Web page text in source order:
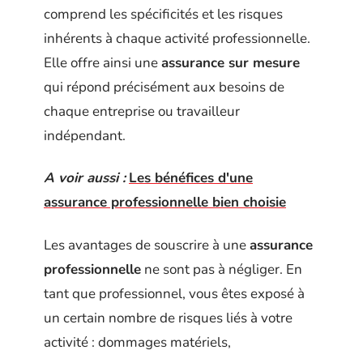
comprend les spécificités et les risques
inhérents à chaque activité professionnelle.
Elle offre ainsi uneassurance sur mesure
qui répond précisément aux besoins de
chaque entreprise ou travailleur
indépendant.
A voir aussi : Les bénéfices d'une
assurance professionnelle bien choisie
Les avantages de souscrire à uneassurance
professionnelle ne sont pas à négliger. En
tant que professionnel, vous êtes exposé à
un certain nombre de risques liés à votre
activité : dommages matériels,